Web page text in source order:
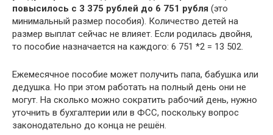
повысилось с 3 375 рублей до 6 751 рубля (это
минимальный размер пособия). Количество детей на
размер выплат сейчас не влияет. Если родилась двойня,
то пособие назначается на каждого: 6 751 *2 = 13 502.
Ежемесячное пособие может получить папа, бабушка или
дедушка. Но при этом работать на полный день они не
могут. На сколько можно сократить рабочий день, нужно
уточнить в бухгалтерии или в ФСС, поскольку вопрос
законодательно до конца не решён.